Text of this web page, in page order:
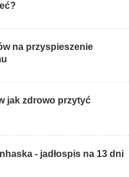
na przyspieszenie
jak zdrowo przytyć
- jadłospis na 13 dni